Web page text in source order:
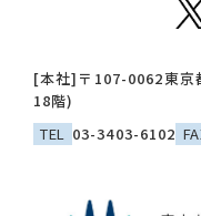
[本社] 〒107-0062東京
18階)
TEL 03-3403-6102